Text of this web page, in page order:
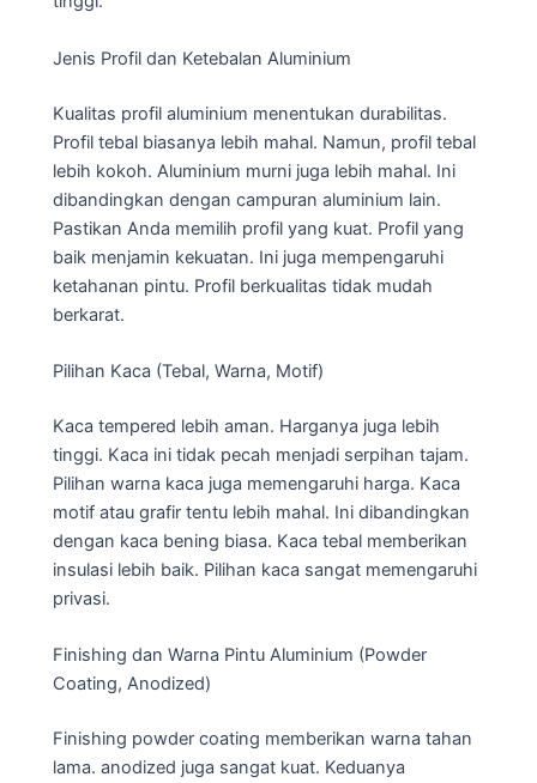
Jenis Profil dan Ketebalan Aluminium
Kualitas profil aluminium menentukan durabilitas.
Profil tebal biasanya lebih mahal. Namun, profil tebal
lebih kokoh. Aluminium murni juga lebih mahal. Ini
dibandingkan dengan campuran aluminium lain.
Pastikan Anda memilih profil yang kuat. Profil yang
baik menjamin kekuatan. Ini juga mempengaruhi
ketahanan pintu. Profil berkualitas tidak mudah
berkarat.
Pilihan Kaca (Tebal, Warna, Motif)
Kaca tempered lebih aman. Harganya juga lebih
tinggi. Kaca ini tidak pecah menjadi serpihan tajam.
Pilihan warna kaca juga memengaruhi harga. Kaca
motif atau grafir tentu lebih mahal. Ini dibandingkan
dengan kaca bening biasa. Kaca tebal memberikan
insulasi lebih baik. Pilihan kaca sangat memengaruhi
privasi.
Finishing dan Warna Pintu Aluminium (Powder
Coating, Anodized)
Finishing powder coating memberikan warna tahan
lama. anodized juga sangat kuat. Keduanya